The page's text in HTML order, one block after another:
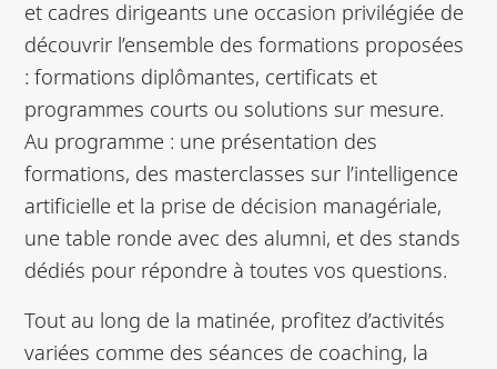
et cadres dirigeants une occasion privilégiée de
découvrir l’ensemble des formations proposées
: formations diplômantes, certificats et
programmes courts ou solutions sur mesure.
Au programme : une présentation des
formations, des masterclasses sur l’intelligence
artificielle et la prise de décision managériale,
une table ronde avec des alumni, et des stands
dédiés pour répondre à toutes vos questions.
Tout au long de la matinée, profitez d’activités
variées comme des séances de coaching, la